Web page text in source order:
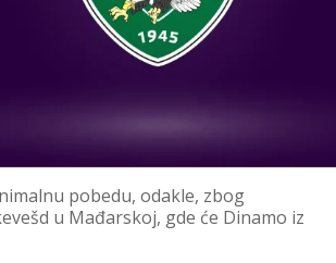
pobedu, odakle, zbog
u Mađarskoj, gde će Dinamo iz